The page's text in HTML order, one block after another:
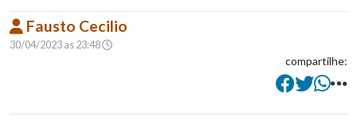
Fausto Cecilio
30/04/2023 as 23:48
compartilhe: